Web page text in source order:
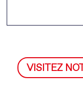
VISITEZ